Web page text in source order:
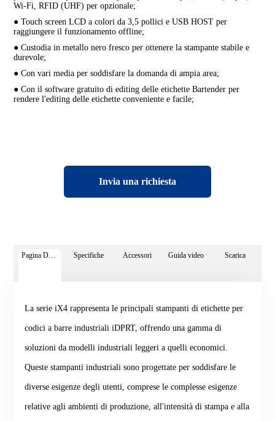
Wi-Fi, RFID (UHF) per opzionale;
● Touch screen LCD a colori da 3,5 pollici e USB HOST per
raggiungere il funzionamento offline;
● Custodia in metallo nero fresco per ottenere la stampante stabile e
durevole;
● Con vari media per soddisfare la domanda di ampia area;
● Con il software gratuito di editing delle etichette Bartender per
rendere l'editing delle etichette conveniente e facile;
Invia una richiesta
Pagina Dettagli Specifiche Accessori Guida video Scarica
La serie iX4 rappresenta le principali stampanti di etichette per
codici a barre industriali iDPRT, offrendo una gamma di
soluzioni da modelli industriali leggeri a quelli economici.
Queste stampanti industriali sono progettate per soddisfare le
diverse esigenze degli utenti, comprese le complesse esigenze
relative agli ambienti di produzione, all'intensità di stampa e alla